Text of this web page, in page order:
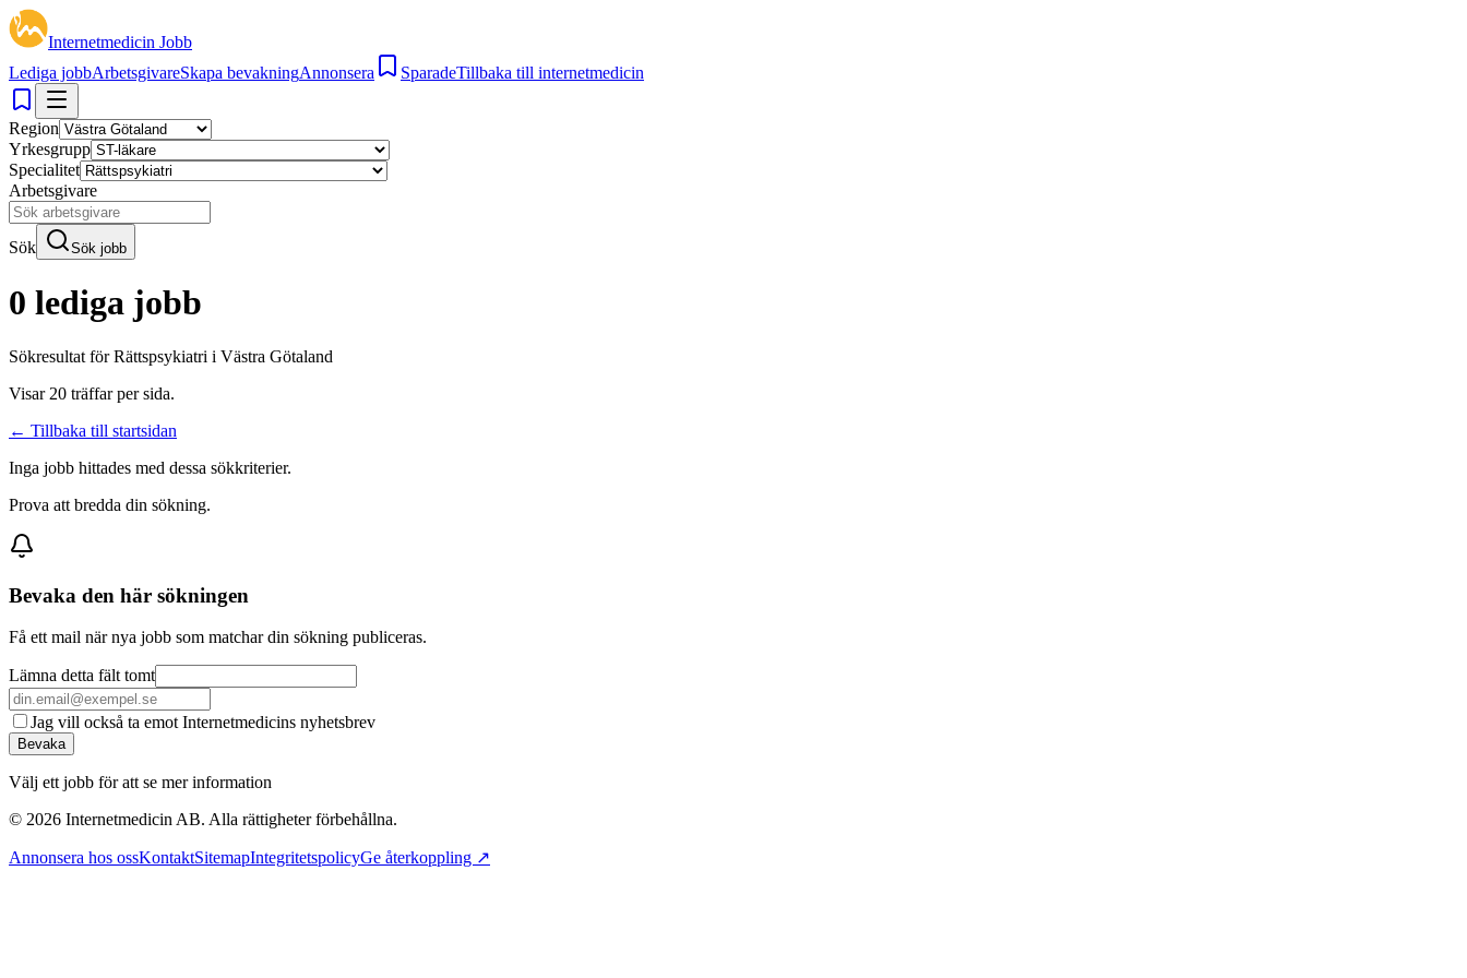
Internetmedicin Jobb
Lediga jobbArbetsgivareSkapa bevakningAnnonsera SparadeTillbaka till internetmedicin
Region
Yrkesgrupp
Specialitet
Arbetsgivare
Sök Sök jobb
0 lediga jobb
Sökresultat förRättspsykiatri i Västra Götaland
Visar 20 träffar per sida.
← Tillbaka till startsidan
Inga jobb hittades med dessa sökkriterier.
Prova att bredda din sökning.
Bevaka den här sökningen
Få ett mail när nya jobb som matchar din sökning publiceras.
Lämna detta fält tomt
Jag vill också ta emot Internetmedicins nyhetsbrev
Bevaka
Välj ett jobb för att se mer information
© 2026 Internetmedicin AB. Alla rättigheter förbehållna.
Annonsera hos ossKontaktSitemapIntegritetspolicyGe återkoppling ↗